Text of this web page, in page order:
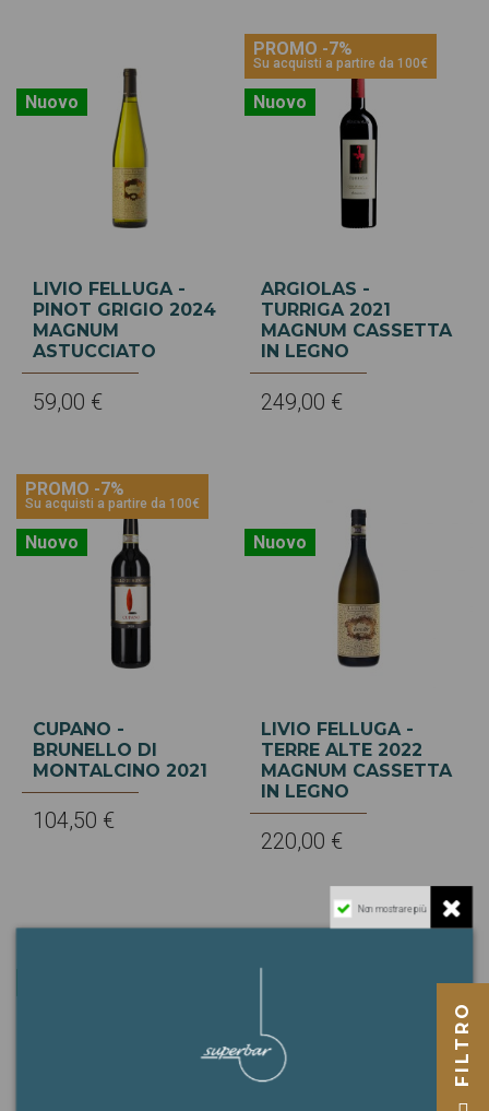
Nuovo
LIVIO FELLUGA -
PINOT GRIGIO 2024
MAGNUM
ASTUCCIATO
59,00 €
Nuovo
ARGIOLAS -
TURRIGA 2021
MAGNUM CASSETTA
IN LEGNO
249,00 €
PROMO -7%
Su acquisti a partire da 100€
Nuovo
CUPANO -
BRUNELLO DI
MONTALCINO 2021
104,50 €
PROMO -7%
Su acquisti a partire da 100€
Nuovo
LIVIO FELLUGA -
TERRE ALTE 2022
MAGNUM CASSETTA
IN LEGNO
220,00 €
Non mostrare più
FILTRO